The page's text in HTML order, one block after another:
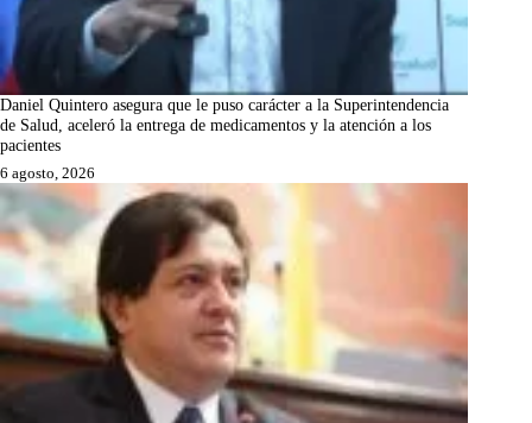
Daniel Quintero asegura que le puso carácter a la Superintendencia
de Salud, aceleró la entrega de medicamentos y la atención a los
pacientes
6 agosto, 2026